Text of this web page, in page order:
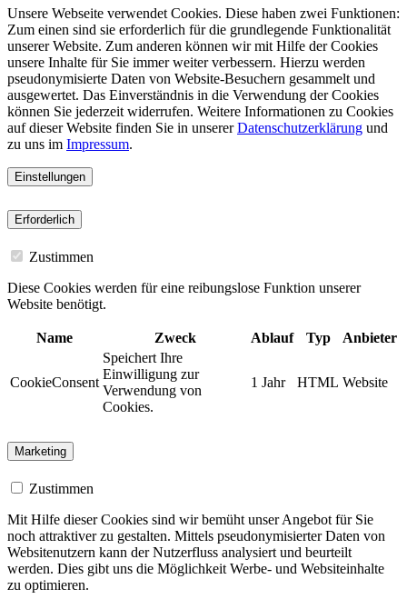
Unsere Webseite verwendet Cookies. Diese haben zwei Funktionen:
Zum einen sind sie erforderlich für die grundlegende Funktionalität
unserer Website. Zum anderen können wir mit Hilfe der Cookies
unsere Inhalte für Sie immer weiter verbessern. Hierzu werden
pseudonymisierte Daten von Website-Besuchern gesammelt und
ausgewertet. Das Einverständnis in die Verwendung der Cookies
können Sie jederzeit widerrufen. Weitere Informationen zu Cookies
auf dieser Website finden Sie in unsererDatenschutzerklärung und
zu uns im Impressum.
Einstellungen
Erforderlich
Zustimmen
Diese Cookies werden für eine reibungslose Funktion unserer
Website benötigt.
Name Zweck Ablauf Typ Anbieter
CookieConsent
Speichert Ihre
Einwilligung zur
Verwendung von
Cookies.
1 Jahr HTML Website
Marketing
Zustimmen
Mit Hilfe dieser Cookies sind wir bemüht unser Angebot für Sie
noch attraktiver zu gestalten. Mittels pseudonymisierter Daten von
Websitenutzern kann der Nutzerfluss analysiert und beurteilt
werden. Dies gibt uns die Möglichkeit Werbe- und Websiteinhalte
zu optimieren.